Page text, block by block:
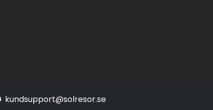
kundsupport@solresor.se